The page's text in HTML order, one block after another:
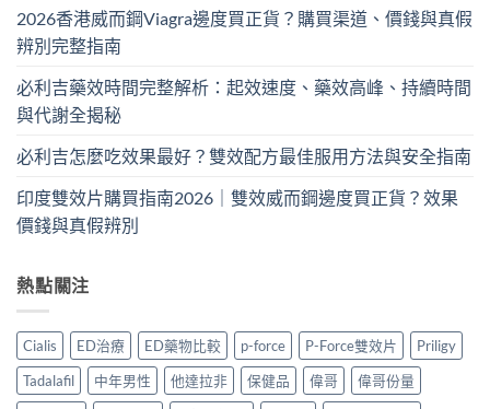
2026香港威而鋼Viagra邊度買正貨？購買渠道、價錢與真假
辨別完整指南
必利吉藥效時間完整解析：起效速度、藥效高峰、持續時間
與代謝全揭秘
必利吉怎麼吃效果最好？雙效配方最佳服用方法與安全指南
印度雙效片購買指南2026｜雙效威而鋼邊度買正貨？效果
價錢與真假辨別
熱點關注
Cialis ED治療 ED藥物比較 p-force P-Force雙效片
Priligy
Tadalafil
中年男性 他達拉非 保健品 偉哥
偉哥份量